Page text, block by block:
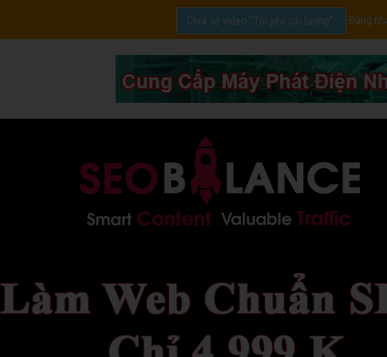
Đăng
Chia sẻ video "Tôi yêu cải lương".